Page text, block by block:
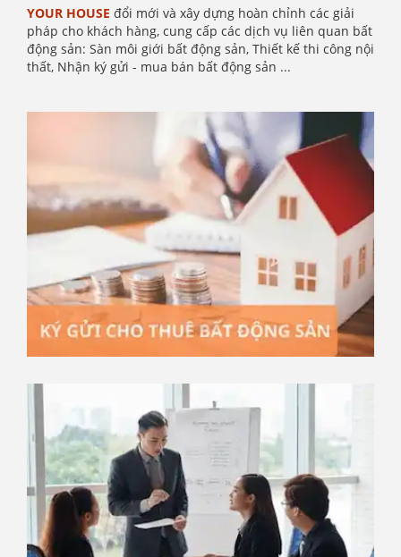
YOUR HOUSE đổi mới và xây dựng hoàn chỉnh các giải
pháp cho khách hàng, cung cấp các dịch vụ liên quan bất
động sản: Sàn môi giới bất động sản, Thiết kế thi công nội
thất, Nhận ký gửi - mua bán bất động sản ...